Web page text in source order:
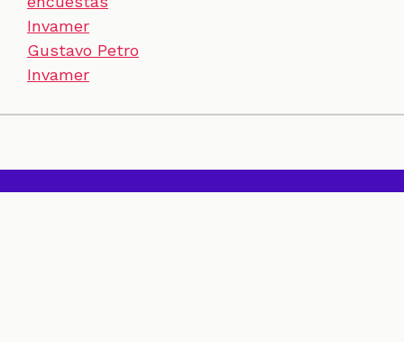
Invamer
Gustavo Petro
Invamer